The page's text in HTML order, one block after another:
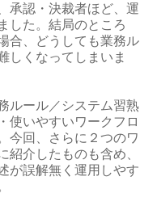
承認・決裁者ほど、運
した。結局のところ
合、どうしても業務ル
しくなってしまいま
ルール／システム習熟
使いやすいワークフロ
今回、さらに２つのワ
紹介したものも含め、
が誤解無く運用しやす